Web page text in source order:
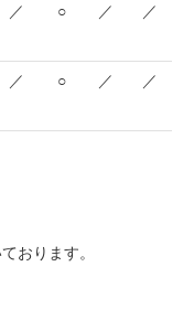
／ ○ ／ ／
／ ○ ／ ／
おります。